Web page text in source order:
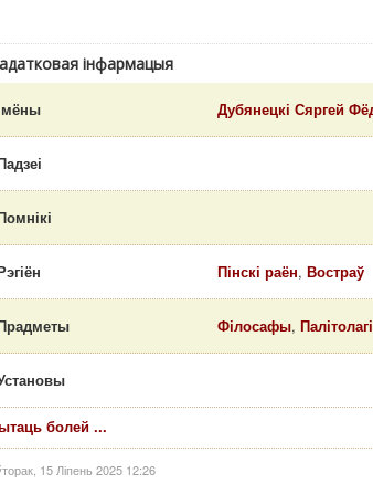
інфармацыя
Дубянецкі Сяргей
Пінскі раён,Востраў
Філосафы,Палітолагі
болей ...
15 Ліпень 2025 12:26